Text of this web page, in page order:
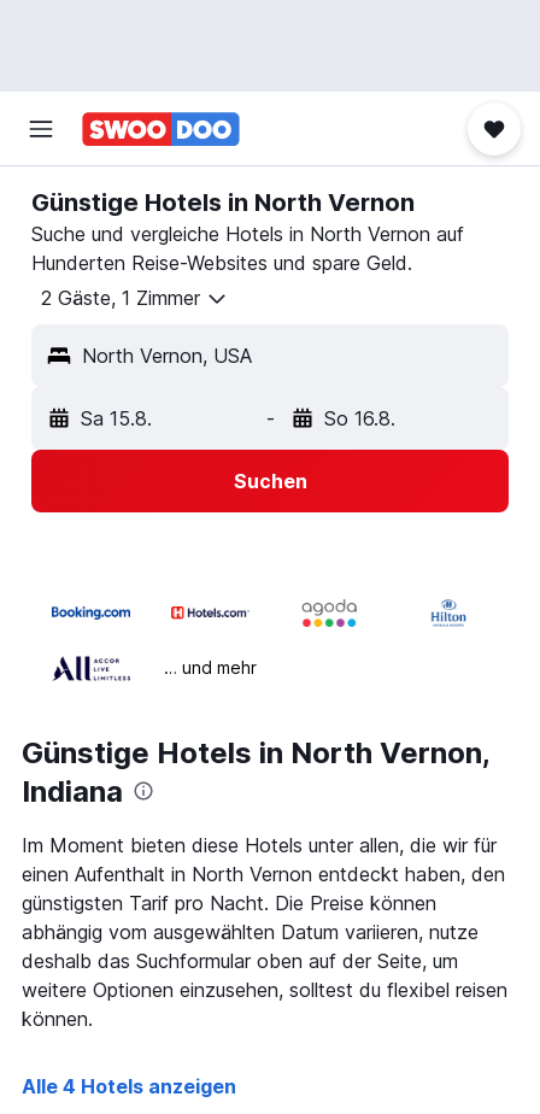
Günstige Hotels in North Vernon
Suche und vergleiche Hotels in North Vernon auf
Hunderten Reise-Websites und spare Geld.
2 Gäste, 1 Zimmer
North Vernon, USA
Sa 15.8. - So 16.8.
Suchen
… und mehr
Günstige Hotels in North Vernon,
Indiana
Im Moment bieten diese Hotels unter allen, die wir für
einen Aufenthalt in North Vernon entdeckt haben, den
günstigsten Tarif pro Nacht. Die Preise können
abhängig vom ausgewählten Datum variieren, nutze
deshalb das Suchformular oben auf der Seite, um
weitere Optionen einzusehen, solltest du flexibel reisen
können.
Alle 4 Hotels anzeigen